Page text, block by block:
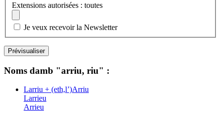
Extensions autorisées : toutes
Je veux recevoir la Newsletter
Noms damb "arriu, riu" :
Larriu + (eth,l’)Arriu
Larrieu
Arrieu